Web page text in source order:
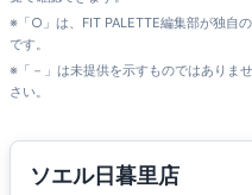
※「○」は、FIT PALETTE編集部が独自
です。
※「－」は未提供を示すものではありま
さい。
ソエル日暮里店